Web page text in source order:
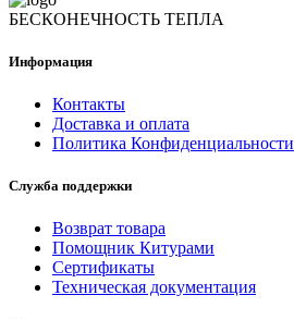
БЕСКОНЕЧНОСТЬ ТЕПЛА
Информация
Контакты
Доставка и оплата
Политика Конфиденциальности
Служба поддержки
Возврат товара
Помощник Китурами
Сертификаты
Техническая документация